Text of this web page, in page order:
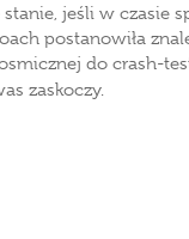
jeśli w czasie
postanowiła
do crash-
zaskoczy.